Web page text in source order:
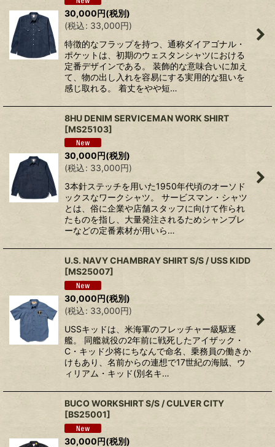
絞り込む
30,000円(税別)
(税込: 33,000円)
特徴的なフラップを持つ、通称ダイアゴナル・
ポケットは、初期のウェスタンシャツにおける
定番デザインである。 装飾的な意味合いに加え
て、物の出し入れを容易にする実用的な狙いを
感じ取れる。 着丈をやや短…
8HU DENIM SERVICEMAN WORK SHIRT
[MS25103]
30,000円(税別)
(税込: 33,000円)
3本針ステッチを用いた1950年代頃のオーソド
ックスなワークシャツ。 サービスマン・シャツ
とは、俗に企業や店舗スタッフに向けて作られ
たものを指し、大量発注されるためシャンブレ
ーなどの定番素材が用いら…
U.S. NAVY CHAMBRAY SHIRT S/S / USS KIDD
[MS25007]
30,000円(税別)
(税込: 33,000円)
USSキッドは、米海軍のフレッチャー級駆逐
艦。 同艦就役の2年前に戦死したアイザック・
C・キッド少将にちなんで命名、乗務員の働きか
けもあり、名前からの連想で17世紀の海賊、ウ
ィリアム・キッド(別名キ…
BUCO WORKSHIRT S/S / CULVER CITY
[BS25001]
30,000円(税別)